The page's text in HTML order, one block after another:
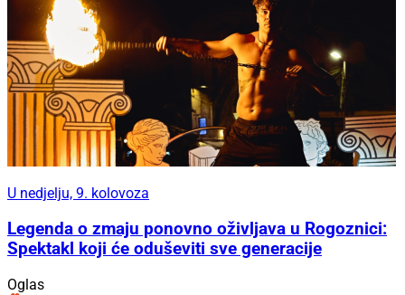
U nedjelju, 9. kolovoza
Legenda o zmaju ponovno oživljava u Rogoznici:
Spektakl koji će oduševiti sve generacije
Oglas